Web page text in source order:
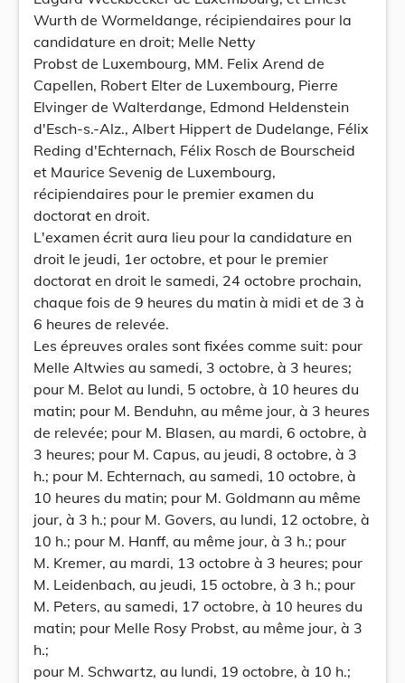
Wurth de Wormeldange, récipiendaires pour la
candidature en droit; Melle Netty
Probst de Luxembourg, MM. Felix Arend de
Capellen, Robert Elter de Luxembourg, Pierre
Elvinger de Walterdange, Edmond Heldenstein
d'Esch-s.-Alz., Albert Hippert de Dudelange, Félix
Reding d'Echternach, Félix Rosch de Bourscheid
et Maurice Sevenig de Luxembourg,
récipiendaires pour le premier examen du
doctorat en droit.
L'examen écrit aura lieu pour la candidature en
droit le jeudi, 1er octobre, et pour le premier
doctorat en droit le samedi, 24 octobre prochain,
chaque fois de 9 heures du matin à midi et de 3 à
6 heures de relevée.
Les épreuves orales sont fixées comme suit: pour
Melle Altwies au samedi, 3 octobre, à 3 heures;
pour M. Belot au lundi, 5 octobre, à 10 heures du
matin; pour M. Benduhn, au même jour, à 3 heures
de relevée; pour M. Blasen, au mardi, 6 octobre, à
3 heures; pour M. Capus, au jeudi, 8 octobre, à 3
h.; pour M. Echternach, au samedi, 10 octobre, à
10 heures du matin; pour M. Goldmann au même
jour, à 3 h.; pour M. Govers, au lundi, 12 octobre, à
10 h.; pour M. Hanff, au même jour, à 3 h.; pour
M. Kremer, au mardi, 13 octobre à 3 heures; pour
M. Leidenbach, au jeudi, 15 octobre, à 3 h.; pour
M. Peters, au samedi, 17 octobre, à 10 heures du
matin; pour Melle Rosy Probst, au même jour, à 3
h.;
pour M. Schwartz, au lundi, 19 octobre, à 10 h.;